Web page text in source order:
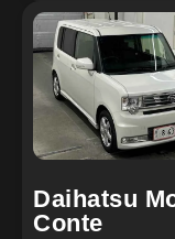
Daihatsu
Conte